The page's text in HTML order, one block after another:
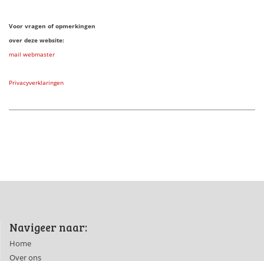
Voor vragen of opmerkingen
over deze website:
mail webmaster
Privacyverklaringen
Navigeer naar:
Home
Over ons